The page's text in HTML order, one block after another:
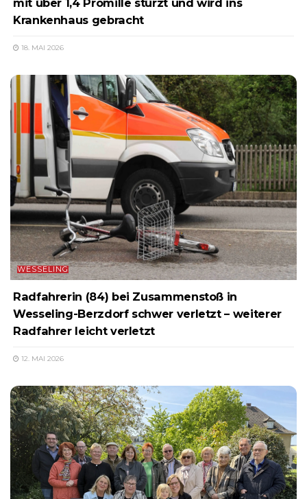
mit über 1,4 Promille stürzt und wird ins
Krankenhaus gebracht
18. MAI 2026
WESSELING
Radfahrerin (84) bei Zusammenstoß in
Wesseling-Berzdorf schwer verletzt – weiterer
Radfahrer leicht verletzt
12. MAI 2026